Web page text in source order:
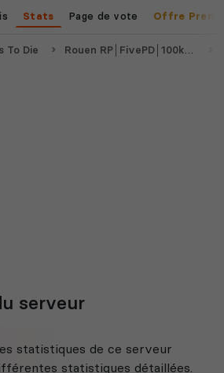
Stats Page de vote Offre
To Die Rouen RP│FivePD│100k départ
serveur
statistiques de ce serveur
statistiques détaillées.